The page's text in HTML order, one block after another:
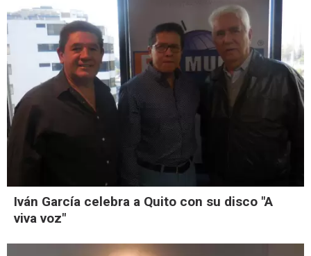
Iván García celebra a Quito con su disco "A
viva voz"